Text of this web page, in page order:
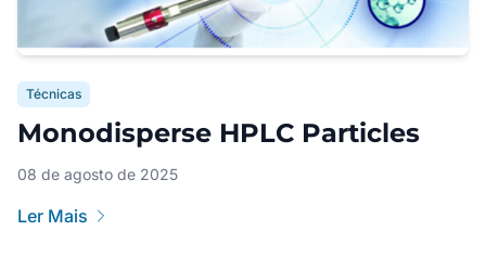
Técnicas
Monodisperse HPLC Particles
08 de agosto de 2025
Ler Mais